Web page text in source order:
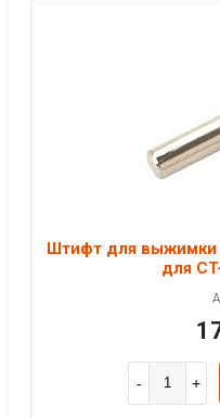
Штифт для выжимки
для